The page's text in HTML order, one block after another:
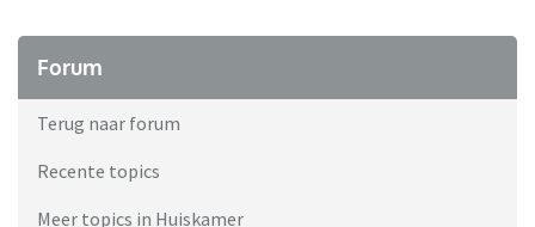
Forum
Terug naar forum
Recente topics
Meer topics in Huiskamer